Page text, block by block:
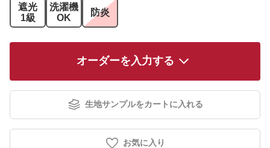
遮光
1級
洗濯機
OK
防炎
オーダーを入力する
生地サンプルをカートに入れる
お気に入り